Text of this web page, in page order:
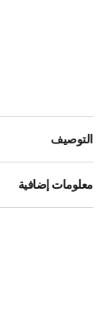
التوصيف
معلومات إضافية